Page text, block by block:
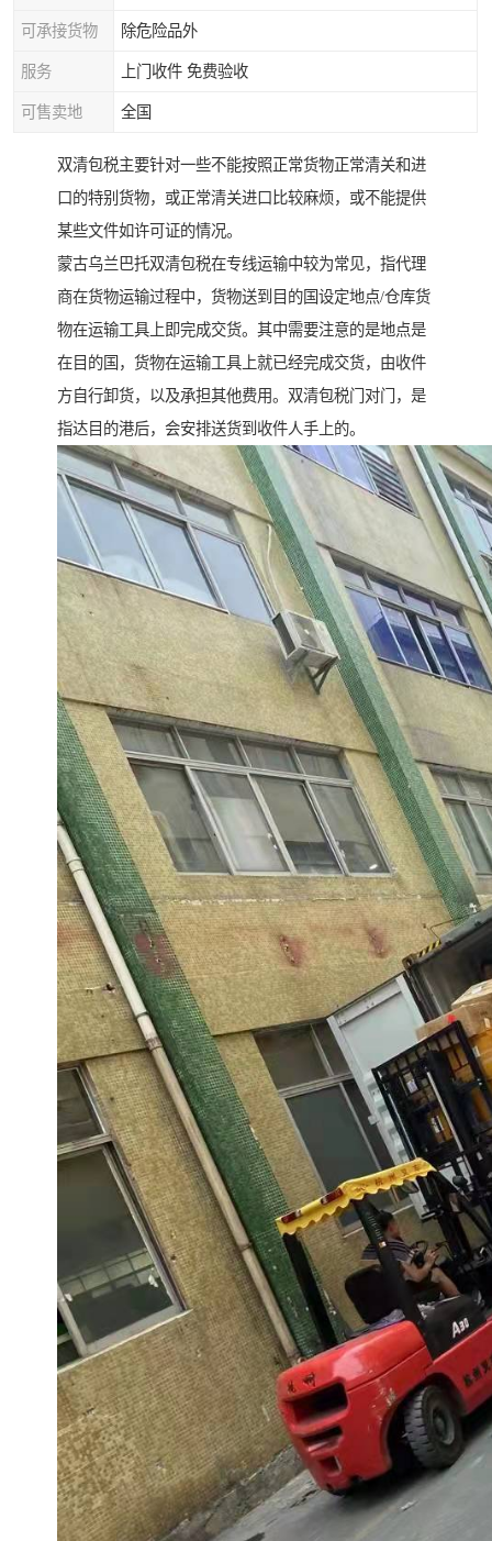
可承接货物 除危险品外
服务 上门收件 免费验收
可售卖地 全国
双清包税主要针对一些不能按照正常货物正常清关和进
口的特别货物，或正常清关进口比较麻烦，或不能提供
某些文件如许可证的情况。
蒙古乌兰巴托双清包税在专线运输中较为常见，指代理
商在货物运输过程中，货物送到目的国设定地点/仓库货
物在运输工具上即完成交货。其中需要注意的是地点是
在目的国，货物在运输工具上就已经完成交货，由收件
方自行卸货，以及承担其他费用。双清包税门对门，是
指达目的港后，会安排送货到收件人手上的。